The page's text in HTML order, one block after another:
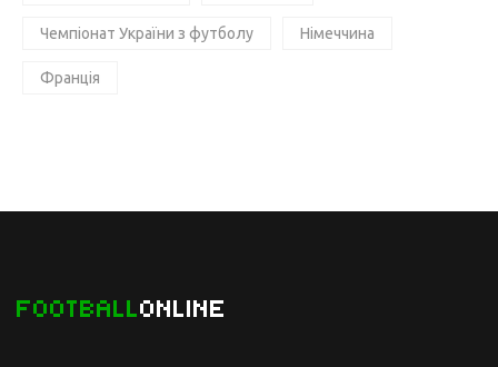
Чемпіонат України з футболу Німеччина
Франція
FOOTBALLONLINE